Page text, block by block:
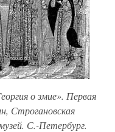
о змие». Первая
Строгановская
С.-Петербург.